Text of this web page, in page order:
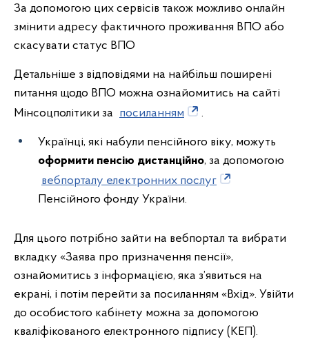
За допомогою цих сервісів також можливо онлайн
змінити адресу фактичного проживання ВПО або
скасувати статус ВПО
Детальніше з відповідями на найбільш поширені
питання щодо ВПО можна ознайомитись на сайті
Мінсоцполітики за посиланням .
Українці, які набули пенсійного віку, можуть
оформити пенсію дистанційно, за допомогою
вебпорталу електронних послуг
Пенсійного фонду України.
Для цього потрібно зайти на вебпортал та вибрати
вкладку «Заява про призначення пенсії»,
ознайомитись з інформацією, яка з’явиться на
екрані, і потім перейти за посиланням «Вхід». Увійти
до особистого кабінету можна за допомогою
кваліфікованого електронного підпису (КЕП).